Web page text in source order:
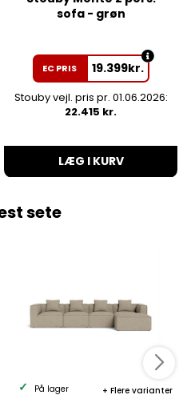
sofa - grøn
EC PRIS 19.399kr.
Stouby vejl. pris pr. 01.06.2026:
22.415 kr.
LÆG I KURV
sete
Flere varianter
På lager